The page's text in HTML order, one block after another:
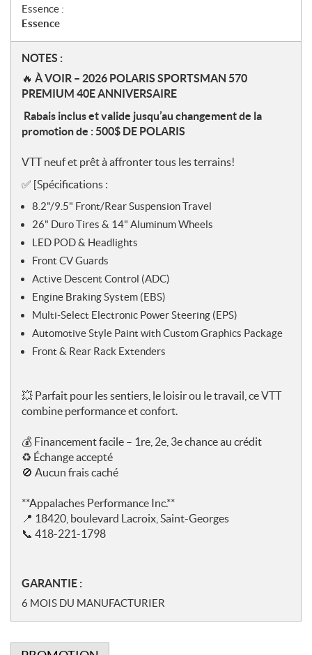
Essence :
Essence
N
o
t
s
NOTES :
🔥 À VOIR – 2026 POLARIS SPORTSMAN 570
PREMIUM 40E ANNIVERSAIRE
Rabais inclus et valide jusqu’au changement de la
promotion de : 500$ DE POLARIS
VTT neuf et prêt à affronter tous les terrains!
✅ [Spécifications :
8.2"/9.5" Front/Rear Suspension Travel
26" Duro Tires & 14" Aluminum Wheels
LED POD & Headlights
Front CV Guards
Active Descent Control (ADC)
Engine Braking System (EBS)
Multi-Select Electronic Power Steering (EPS)
Automotive Style Paint with Custom Graphics Package
Front & Rear Rack Extenders
💥 Parfait pour les sentiers, le loisir ou le travail, ce VTT
combine performance et confort.
💰 Financement facile – 1re, 2e, 3e chance au crédit
♻️ Échange accepté
🚫 Aucun frais caché
**Appalaches Performance Inc.**
📍 18420, boulevard Lacroix, Saint-Georges
📞 418-221-1798
GARANTIE :
6 MOIS DU MANUFACTURIER